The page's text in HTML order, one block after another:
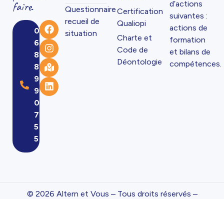
faire.
0
6
8
8
9
9
0
7
5
5
Questionnaire
recueil de
situation
Certification
Qualiopi
Charte et
Code de
Déontologie
d’actions
suivantes :
actions de
formation
et bilans de
compétences.
© 2026 Altern et Vous – Tous droits réservés –